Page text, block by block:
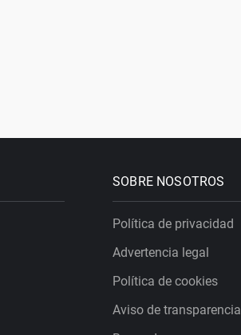
SOBRE NOSOTROS
Política de privacidad
Advertencia legal
Política de cookies
Aviso de transparencia